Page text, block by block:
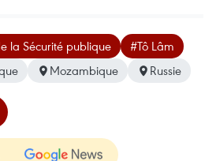
la Sécurité publique
#Tô Lâm
Mozambique Russie